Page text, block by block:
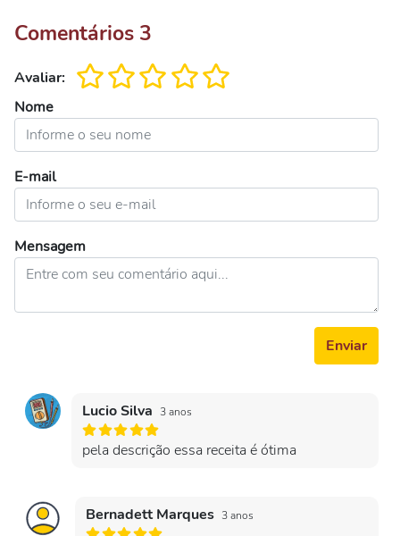
Comentários 3
Avaliar:
Nome
E-mail
Mensagem
Enviar
Lucio Silva 3 anos
pela descrição essa receita é ótima
Bernadett Marques 3 anos